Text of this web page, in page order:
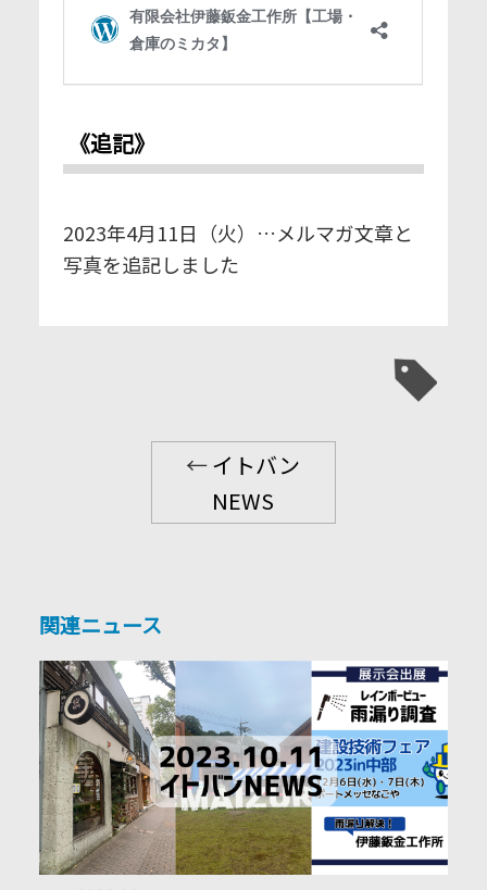
《追記》
2023年4月11日（火）…メルマガ文章と
写真を追記しました
←イトバン
NEWS
関連ニュース